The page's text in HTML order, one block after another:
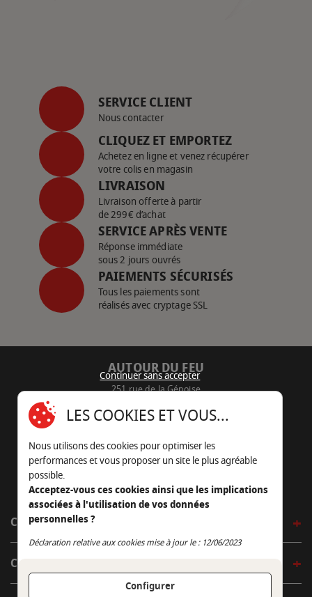
SERVICE CLIENT
Nous contacter
CLIQUEZ ET EMPORTEZ
Achetez en ligne et venez récupérer
votre colis en magasin
LIVRAISON
Livraison offerte à partir
de 299€ d’achat
SERVICE APRÈS VENTE
Réponse immédiate
sous 2 jours ouvrés
PAIEMENTS SÉCURISÉS
Tous les paiements sont
réalisés avec cryptage SSL
AUTOUR DU FEU
251 rue de la Génoise
05 45 22 98 09
Nous envoyer un e-mail
CÔTÉ OUTDOOR
CÔTÉ INDOOR
Continuer sans accepter
LES COOKIES ET VOUS...
Nous utilisons des cookies pour optimiser les
performances et vous proposer un site le plus agréable
possible.
Acceptez-vous ces cookies ainsi que les implications
associées à l'utilisation de vos données
personnelles ?
Déclaration relative aux cookies mise à jour le : 12/06/2023
Configurer
Continuer sans accepter